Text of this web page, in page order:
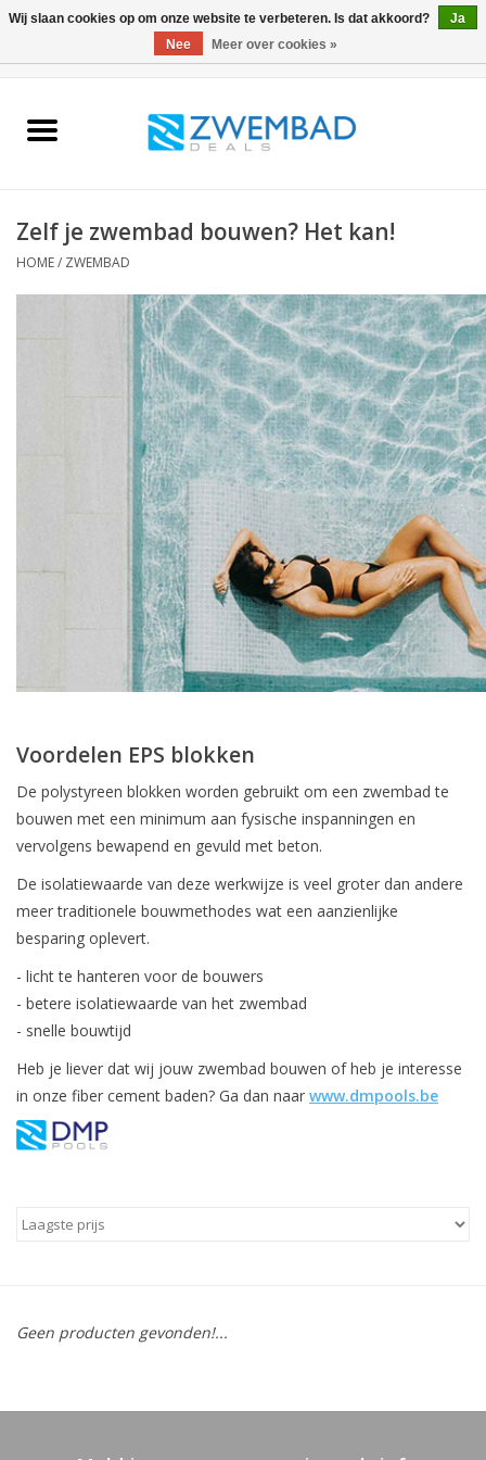
Zwembadonderhoud
Zelf je zwembad bouwen? Het kan!
HOME/ ZWEMBAD
Voordelen EPS blokken
De polystyreen blokken worden gebruikt om een zwembad te
bouwen met een minimum aan fysische inspanningen en
vervolgens bewapend en gevuld met beton.
De isolatiewaarde van deze werkwijze is veel groter dan andere
meer traditionele bouwmethodes wat een aanzienlijke
besparing oplevert.
- licht te hanteren voor de bouwers
- betere isolatiewaarde van het zwembad
- snelle bouwtijd
Heb je liever dat wij jouw zwembad bouwen of heb je interesse
in onze fiber cement baden? Ga dan naar www.dmpools.be
Geen producten gevonden!...
Wij slaan cookies op om onze website te verbeteren. Is dat akkoord?
Ja
Nee
Meer over cookies »